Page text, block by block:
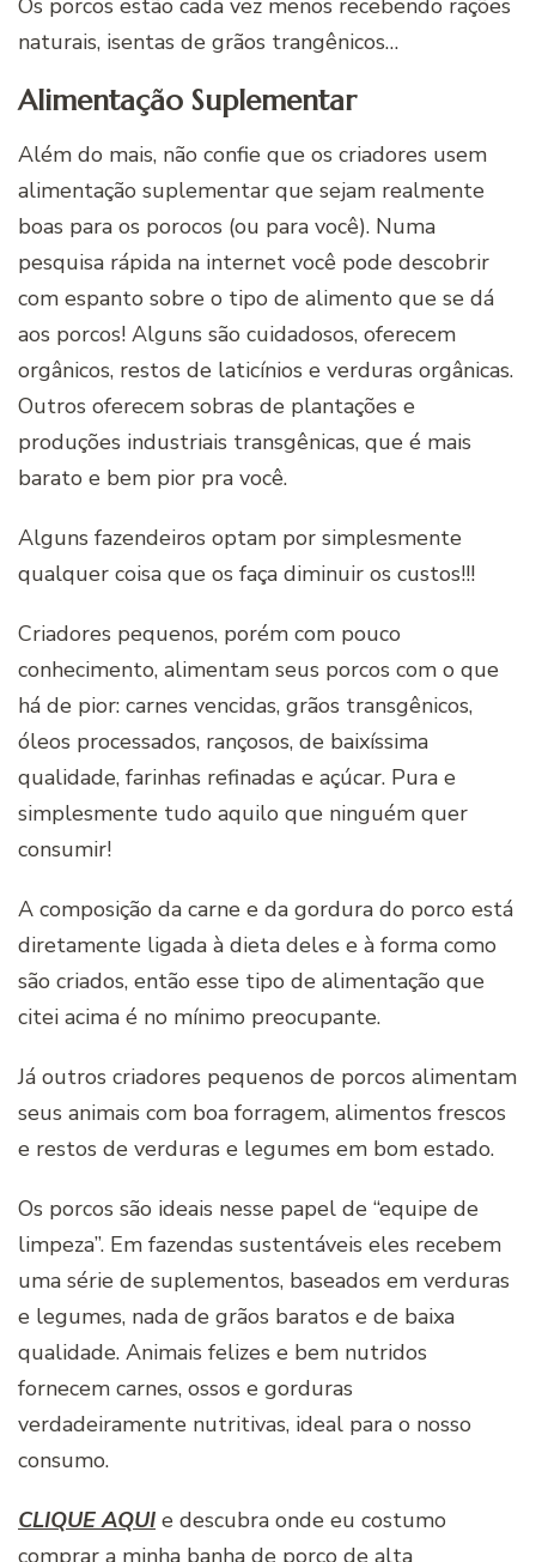
Os porcos estão cada vez menos recebendo rações
naturais, isentas de grãos trangênicos…
Alimentação Suplementar
Além do mais, não confie que os criadores usem
alimentação suplementar que sejam realmente
boas para os porocos (ou para você). Numa
pesquisa rápida na internet você pode descobrir
com espanto sobre o tipo de alimento que se dá
aos porcos! Alguns são cuidadosos, oferecem
orgânicos, restos de laticínios e verduras orgânicas.
Outros oferecem sobras de plantações e
produções industriais transgênicas, que é mais
barato e bem pior pra você.
Alguns fazendeiros optam por simplesmente
qualquer coisa que os faça diminuir os custos!!!
Criadores pequenos, porém com pouco
conhecimento, alimentam seus porcos com o que
há de pior: carnes vencidas, grãos transgênicos,
óleos processados, rançosos, de baixíssima
qualidade, farinhas refinadas e açúcar. Pura e
simplesmente tudo aquilo que ninguém quer
consumir!
A composição da carne e da gordura do porco está
diretamente ligada à dieta deles e à forma como
são criados, então esse tipo de alimentação que
citei acima é no mínimo preocupante.
Já outros criadores pequenos de porcos alimentam
seus animais com boa forragem, alimentos frescos
e restos de verduras e legumes em bom estado.
Os porcos são ideais nesse papel de “equipe de
limpeza”. Em fazendas sustentáveis eles recebem
uma série de suplementos, baseados em verduras
e legumes, nada de grãos baratos e de baixa
qualidade. Animais felizes e bem nutridos
fornecem carnes, ossos e gorduras
verdadeiramente nutritivas, ideal para o nosso
consumo.
CLIQUE AQUI e descubra onde eu costumo
comprar a minha banha de porco de alta